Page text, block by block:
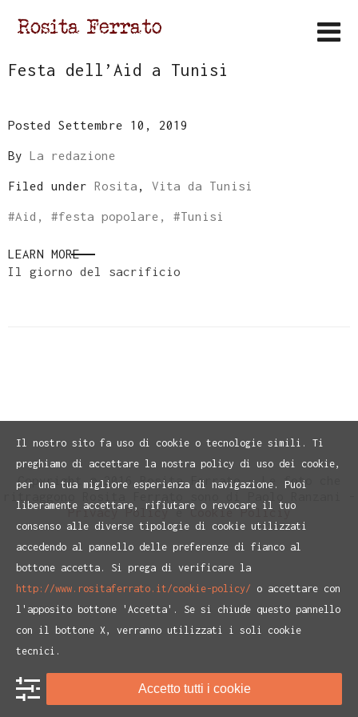
Festa dell’Aid a Tunisi
Posted Settembre 10, 2019
By La redazione
Filed under Rosita , Vita da Tunisi
#Aid , #festa popolare , #Tunisi
LEARN MORE
Il giorno del sacrificio
Copyright © 2016 Rosita Ferrato - Le foto che
Privacy Policye Cookie Policiy
Il nostro sito fa uso di cookie o tecnologie simili. Ti
preghiamo di accettare la nostra policy di uso dei cookie,
per una tua migliore esperienza di navigazione. Puoi
liberamente accettare, rifiutare o revocare il tuo
consenso alle diverse tipologie di cookie utilizzati
accedendo al pannello delle preferenze di fianco al
bottone accetta. Si prega di verificare la
http://www.rositaferrato.it/cookie-policy/ o accettare con
l'apposito bottone 'Accetta'. Se si chiude questo pannello
con il bottone X, verranno utilizzati i soli cookie
tecnici.
Accetto tutti i cookie